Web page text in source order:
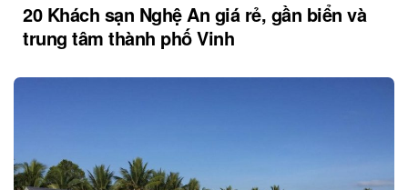
20 Khách sạn Nghệ An giá rẻ, gần biển và
trung tâm thành phố Vinh